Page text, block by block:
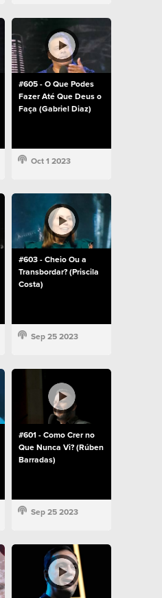
#605 - O Que Podes
Fazer Até Que Deus o
Faça (Gabriel Diaz)
Oct 1 2023
#603 - Cheio Ou a
Transbordar? (Priscila
Costa)
Sep 25 2023
#601 - Como Crer no
Que Nunca Vi? (Rúben
Barradas)
Sep 25 2023